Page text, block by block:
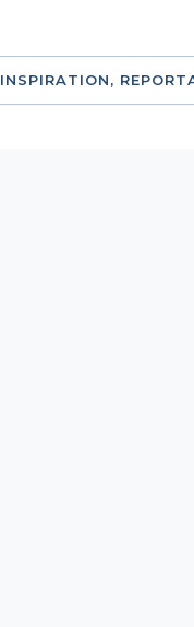
INSPIRATION,